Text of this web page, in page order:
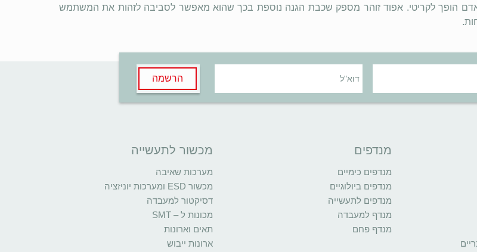
הופך לקריטי. אפוד זוהר מספק שכבת הגנה נוספת בכך שהוא מאפשר לסביבה לזהות את המשתמש
הרשמה
מנדפים
מנדפים כימיים
מנדפים ביולוגיים
מנדפים לתעשייה
מנדף למעבדה
מנדף פחם
מכשור לתעשייה
מערכות שאיבה
מכשור ESD ומערכות יוניזציה
דסיקטור למעבדה
מכונות ל – SMT
תאים וארונות
ארונות ייבוש